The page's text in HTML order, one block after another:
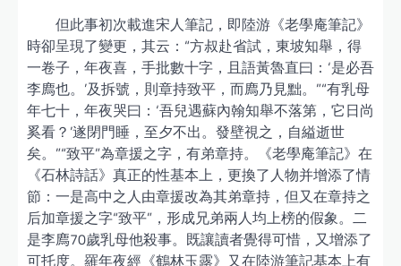
但此事初次載進宋人筆記，即陸游《老學庵筆記》
時卻呈現了變更，其云：“方叔赴省試，東坡知舉，得
一卷子，年夜喜，手批數十字，且語黃魯直曰：‘是必吾
李廌也。’及拆號，則章持致平，而廌乃見黜。”“有乳母
年七十，年夜哭曰：‘吾兒遇蘇內翰知舉不落第，它日尚
奚看？’遂閉門睡，至夕不出。發壁視之，自縊逝世
矣。”“致平”為章援之字，有弟章持。《老學庵筆記》在
《石林詩話》真正的性基本上，更換了人物并增添了情
節：一是高中之人由章援改為其弟章持，但又在章持之
后加章援之字“致平”，形成兄弟兩人均上榜的假象。二
是李廌70歲乳母他殺事。既讓讀者覺得可惜，又增添了
可托度。羅年夜經《鶴林玉露》又在陸游筆記基本上有